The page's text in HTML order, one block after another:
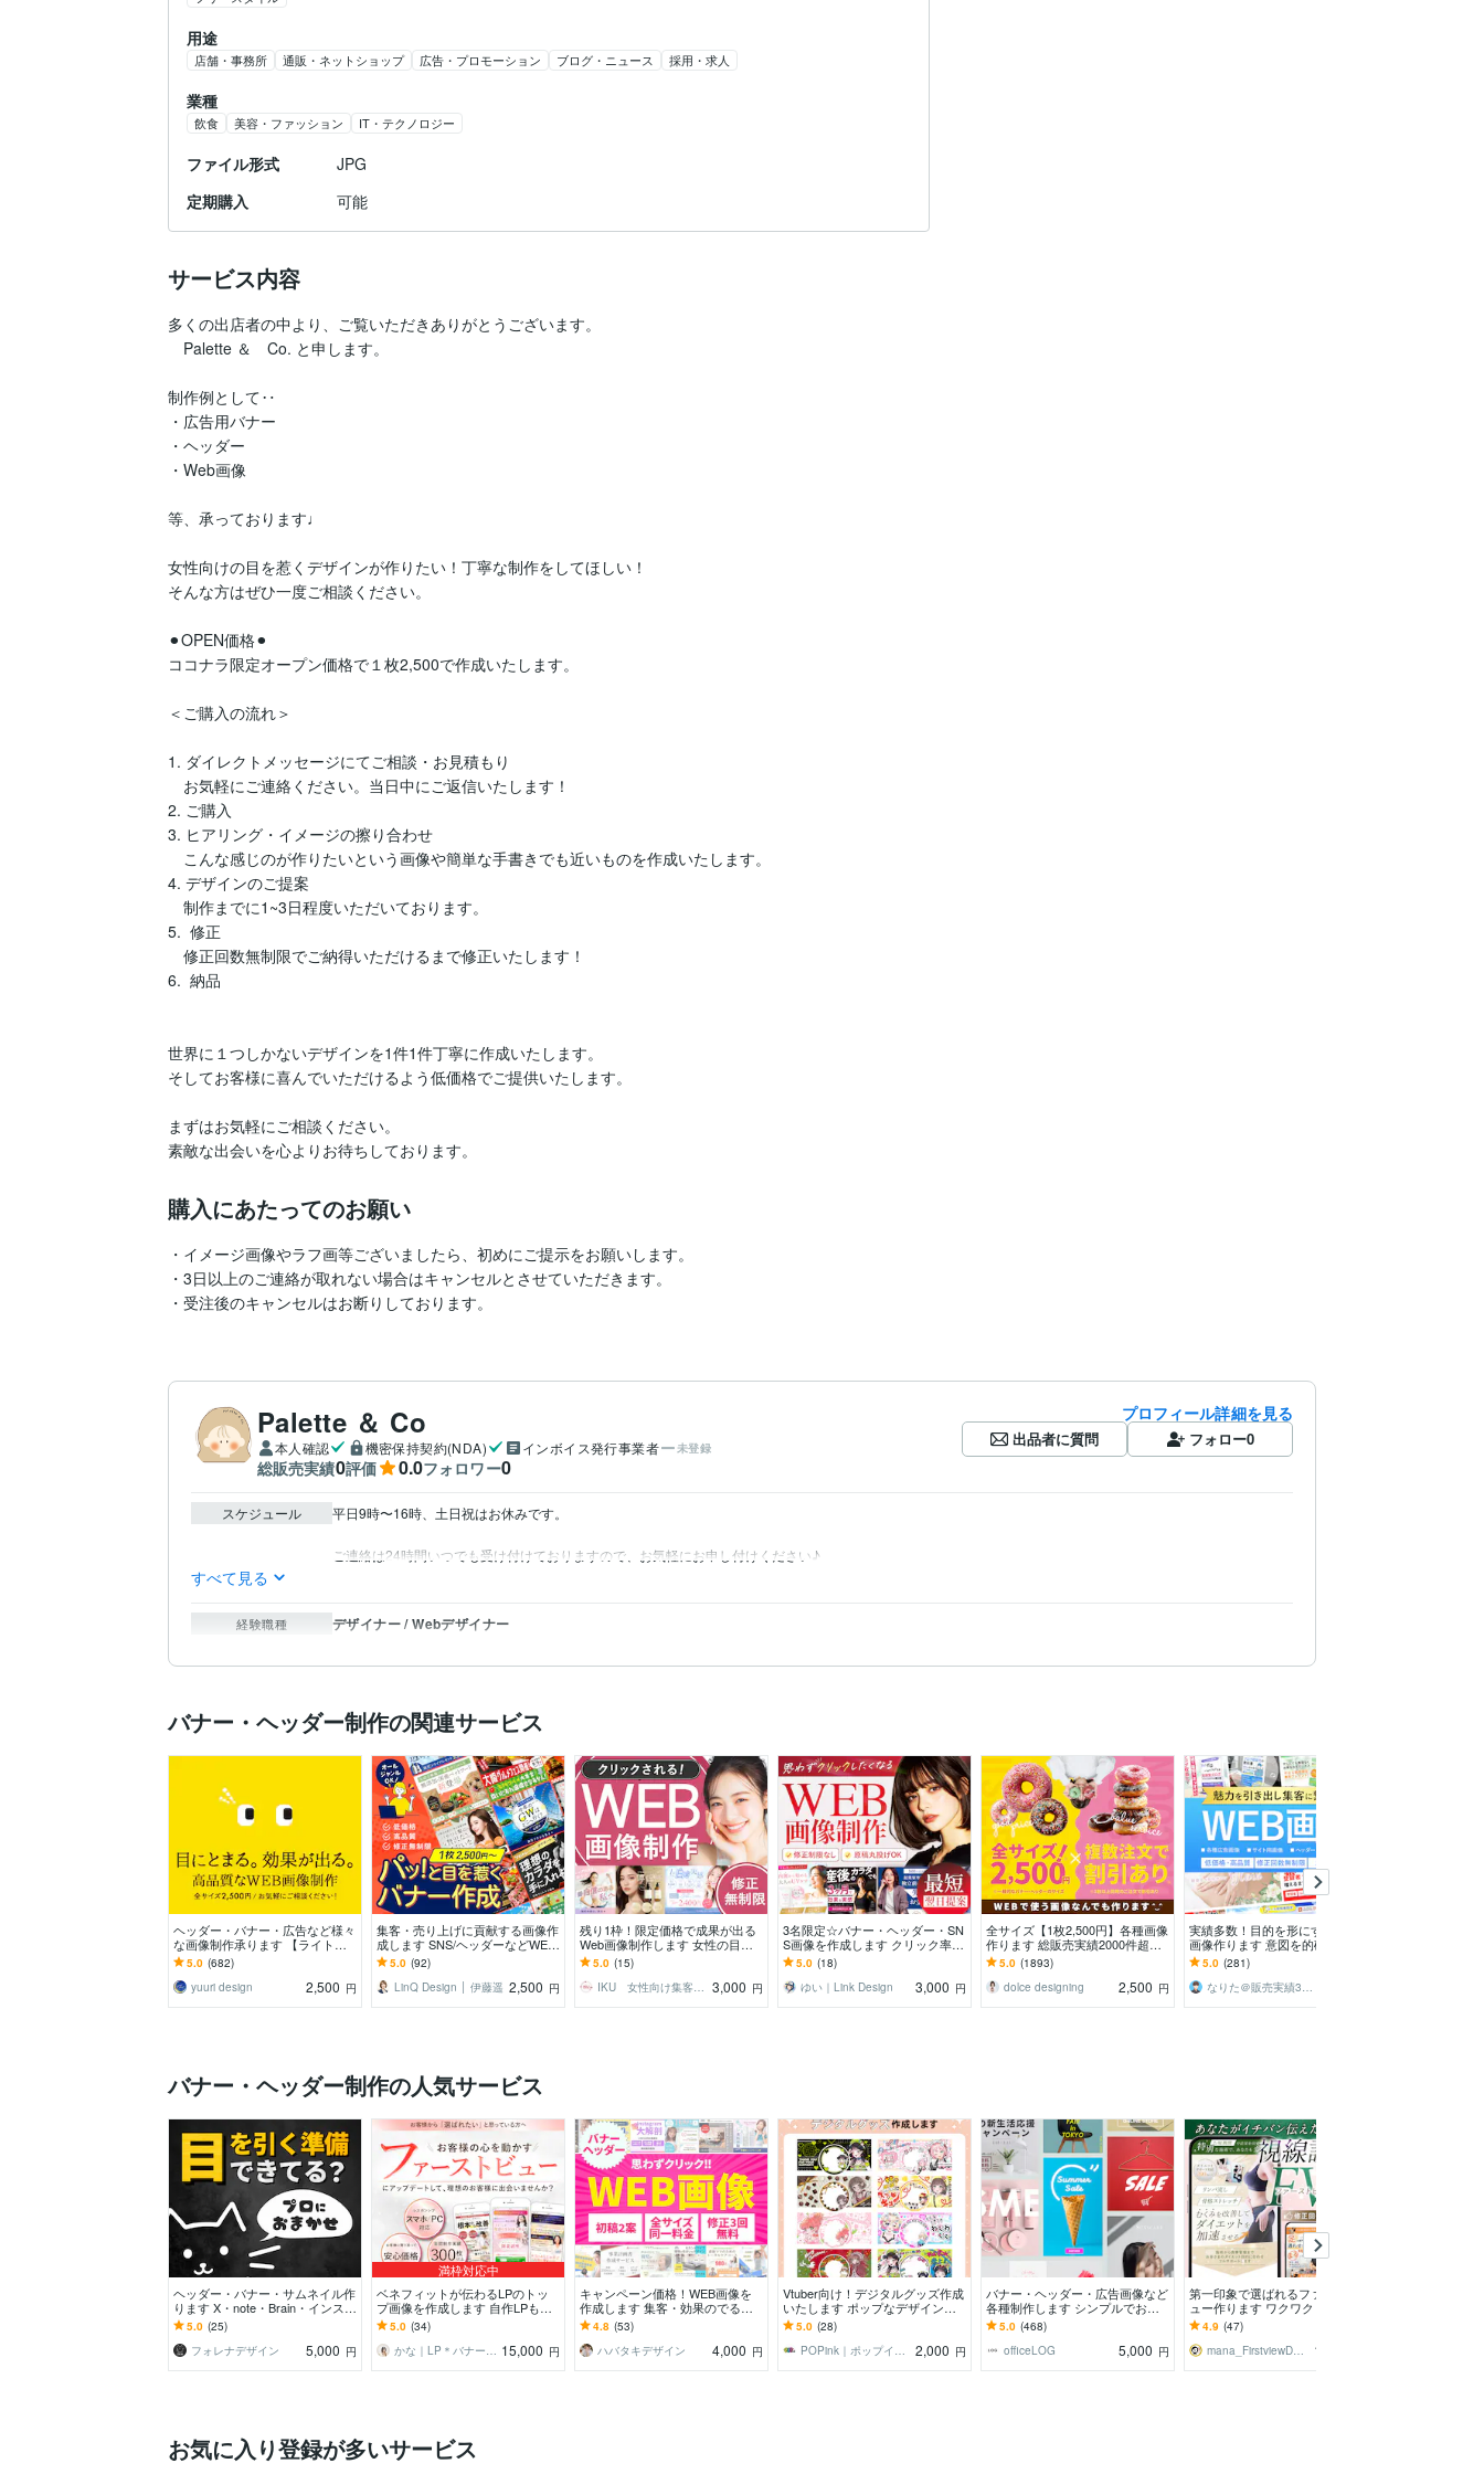
用途
店舗・事務所 通販・ネットショップ 広告・プロモーション ブログ・ニュース 採用・求人
業種
飲食 美容・ファッション IT・テクノロジー
ファイル形式
JPG
定期購入
可能
サービス内容
多くの出店者の中より、ご覧いただきありがとうございます。
Palette ＆　Co. と申します。
制作例として‥
・広告用バナー
・ヘッダー
・Web画像
等、承っております♩
女性向けの目を惹くデザインが作りたい！丁寧な制作をしてほしい！
そんな方はぜひ一度ご相談ください。
⚫︎OPEN価格⚫︎
ココナラ限定オープン価格で１枚2,500で作成いたします。
＜ご購入の流れ＞
1. ダイレクトメッセージにてご相談・お見積もり
お気軽にご連絡ください。当日中にご返信いたします！
2. ご購入
3. ヒアリング・イメージの擦り合わせ
こんな感じのが作りたいという画像や簡単な手書きでも近いものを作成いたします。
4. デザインのご提案
制作までに1~3日程度いただいております。
5.  修正
修正回数無制限でご納得いただけるまで修正いたします！
6.  納品
世界に１つしかないデザインを1件1件丁寧に作成いたします。
そしてお客様に喜んでいただけるよう低価格でご提供いたします。
まずはお気軽にご相談ください。
素敵な出会いを心よりお待ちしております。
購入にあたってのお願い
・イメージ画像やラフ画等ございましたら、初めにご提示をお願いします。
・3日以上のご連絡が取れない場合はキャンセルとさせていただきます。
・受注後のキャンセルはお断りしております。
Palette ＆ Co
本人確認 機密保持契約(NDA) インボイス発行事業者 未登録
総販売実績0評価 0.0フォロワー0
プロフィール詳細を見る
出品者に質問 フォロー0
スケジュール 平日9時〜16時、土日祝はお休みです。
ご連絡は24時間いつでも受け付けておりますので、お気軽にお申し付けください♪
すべて見る
経験職種 デザイナー / Webデザイナー
バナー・ヘッダー制作の関連サービス
ヘッダー・バナー・広告など様々
な画像制作承ります 【ライトプ
ラン】高品質・低価格で理想のデ
ザインをお届けします
5.0 (682)
yuuri design
2,500 円
集客・売り上げに貢献する画像作
成します SNS/ヘッダーなどWEB
画像全般お任せください
5.0 (92)
LinQ Design │ 伊藤遥 2,500 円
残り1枠！限定価格で成果が出る
Web画像制作します 女性の目を
引きつけるWeb画像やバナーで集
客サポートします。
5.0 (15)
IKU 女性向け集客WEBデザイナー 3,000 円
3名限定☆バナー・ヘッダー・SN
S画像を作成します クリック率U
Pで集客UP！女性の目を惹くWeb
画像を作ります
5.0 (18)
ゆい｜Link Design
3,000 円
全サイズ【1枚2,500円】各種画像
作ります 総販売実績2000件超お
まとめ割引あり♪コスパ抜群と大
好評!
5.0 (1893)
dolce designing
2,500 円
実績多数！目的を形にするWEB
画像作ります 意図を的確に汲み
取り「伝わる」形へ。累計実績30
0件
5.0 (281)
なりた＠販売実績300件突破！
バナー・ヘッダー制作の人気サービス
ヘッダー・バナー・サムネイル作
ります X・note・Brain・インス
タ・広告【親しみ特化】
5.0 (25)
フォレナデザイン
5,000 円
満枠対応中
ベネフィットが伝わるLPのトッ
プ画像を作成します 自作LPも生
かせる！簡易オプトインページに
も使えます！
5.0 (34)
かな｜LP＊バナー制作 15,000 円
キャンペーン価格！WEB画像を
作成します 集客・効果のでるバ
ナー・ヘッダー
4.8 (53)
ハバタキデザイン
4,000 円
Vtuber向け！デジタルグッズ作成
いたします ポップなデザインを
中心に様々なテイストで作成しま
す
5.0 (28)
POPink｜ポップインク
2,000 円
バナー・ヘッダー・広告画像など
各種制作します シンプルでおし
ゃれな雰囲気のバナーをプロが制
作
5.0 (468)
officeLOG
5,000 円
第一印象で選ばれるファーストビ
ュー作ります ワクワクした気持
ちで価値を選んでもらう店舗・サ
ービスの入口を
4.9 (47)
mana_FirstviewDesign
18,000
お気に入り登録が多いサービス